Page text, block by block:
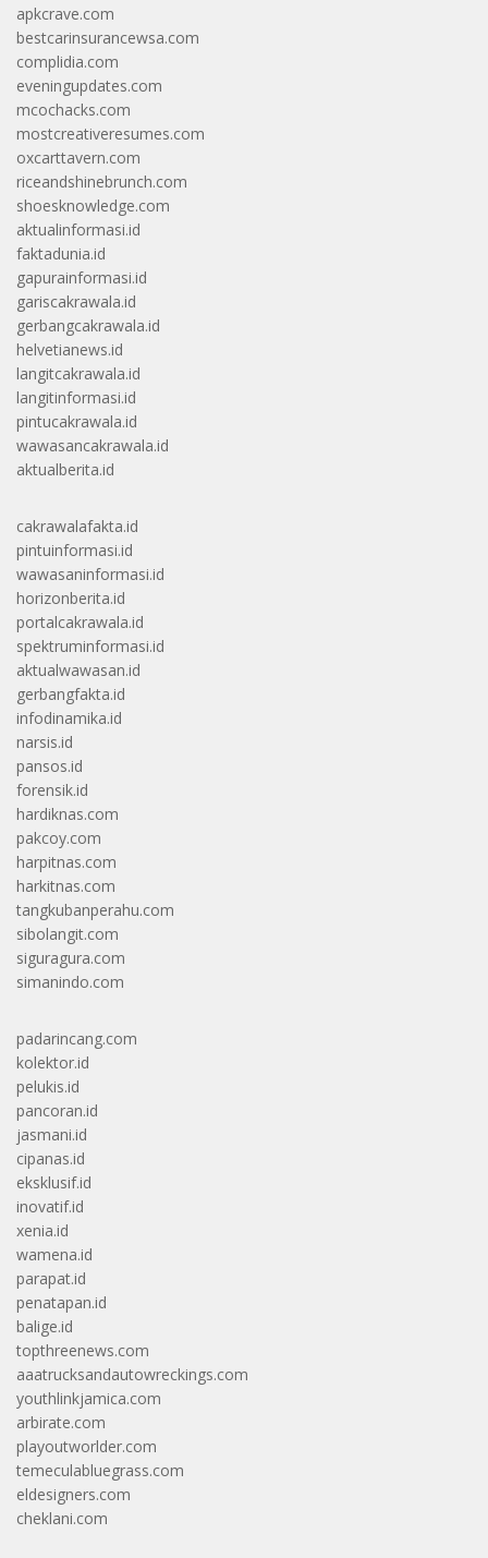
apkcrave.com
bestcarinsurancewsa.com
complidia.com
eveningupdates.com
mcochacks.com
mostcreativeresumes.com
oxcarttavern.com
riceandshinebrunch.com
shoesknowledge.com
aktualinformasi.id
faktadunia.id
gapurainformasi.id
gariscakrawala.id
gerbangcakrawala.id
helvetianews.id
langitcakrawala.id
langitinformasi.id
pintucakrawala.id
wawasancakrawala.id
aktualberita.id
cakrawalafakta.id
pintuinformasi.id
wawasaninformasi.id
horizonberita.id
portalcakrawala.id
spektruminformasi.id
aktualwawasan.id
gerbangfakta.id
infodinamika.id
narsis.id
pansos.id
forensik.id
hardiknas.com
pakcoy.com
harpitnas.com
harkitnas.com
tangkubanperahu.com
sibolangit.com
siguragura.com
simanindo.com
padarincang.com
kolektor.id
pelukis.id
pancoran.id
jasmani.id
cipanas.id
eksklusif.id
inovatif.id
xenia.id
wamena.id
parapat.id
penatapan.id
balige.id
topthreenews.com
aaatrucksandautowreckings.com
youthlinkjamica.com
arbirate.com
playoutworlder.com
temeculabluegrass.com
eldesigners.com
cheklani.com